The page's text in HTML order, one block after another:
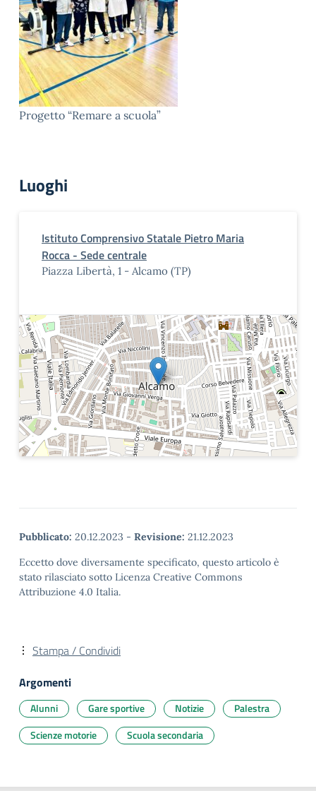
Progetto “Remare a scuola”
Luoghi
Istituto Comprensivo Statale Pietro Maria
Rocca - Sede centrale
Piazza Libertà, 1 - Alcamo (TP)
Pubblicato: 20.12.2023 - Revisione: 21.12.2023
Eccetto dove diversamente specificato, questo articolo è
stato rilasciato sotto Licenza Creative Commons
Attribuzione 4.0 Italia.
Stampa / Condividi
Argomenti
Alunni Gare sportive Notizie
Palestra
Scienze motorie
Scuola secondaria